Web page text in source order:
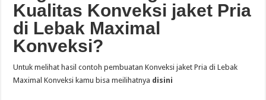
Kualitas Konveksi jaket Pria
di Lebak Maximal
Konveksi?
Untuk melihat hasil contoh pembuatan Konveksi jaket Pria di Lebak
Maximal Konveksi kamu bisa meilihatnya disini